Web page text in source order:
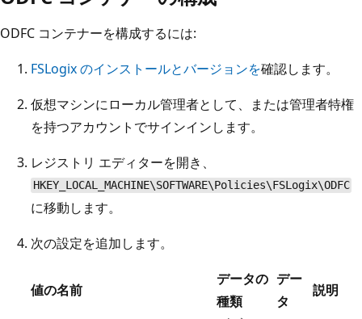
ODFC コンテナーを構成するには:
FSLogix のインストールとバージョンを確認します。
仮想マシンにローカル管理者として、または管理者特権
を持つアカウントでサインインします。
レジストリ エディターを開き、
HKEY_LOCAL_MACHINE\SOFTWARE\Policies\FSLogix\ODFC
に移動します。
次の設定を追加します。
値の名前
データの
種類
デー
タ
説明